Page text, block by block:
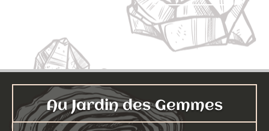
Au Jardin des Gemmes